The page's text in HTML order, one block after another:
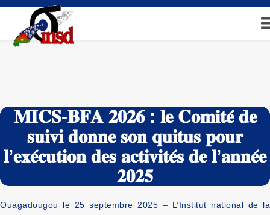
Aller
contenu
principal
𝐌𝐈𝐂𝐒-𝐁𝐅𝐀 𝟐𝟎𝟐𝟔 : 𝐥𝐞 𝐂𝐨𝐦𝐢𝐭𝐞́ 𝐝𝐞
𝐬𝐮𝐢𝐯𝐢 𝐝𝐨𝐧𝐧𝐞 𝐬𝐨𝐧 𝐪𝐮𝐢𝐭𝐮𝐬 𝐩𝐨𝐮𝐫
𝐥’𝐞𝐱𝐞́𝐜𝐮𝐭𝐢𝐨𝐧 𝐝𝐞𝐬 𝐚𝐜𝐭𝐢𝐯𝐢𝐭𝐞́𝐬 𝐝𝐞 𝐥’𝐚𝐧𝐧𝐞́𝐞
𝟐𝟎𝟐𝟓
Ouagadougou le 25 septembre 2025 – L’Institut national de la